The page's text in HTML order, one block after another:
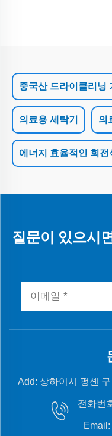
중국산 드라이클리닝
의료용 세탁기 의
에너지 효율적인 회전
질문이 있으시
Add: 상하이시 펑셴
전화번
Email: